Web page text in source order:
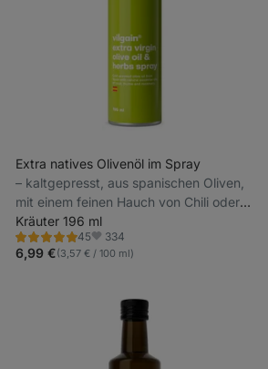
Extra natives Olivenöl im Spray
⁠–⁠ kaltgepresst, aus spanischen Oliven,
mit einem feinen Hauch von Chili oder
Kräutern, ideal vor allem für die kalte
Küche
Kräuter 196 ml
45
Bewertung
5.0/5,
45
Favoriten
334
6,99 €(3,57 € / 100 ml)